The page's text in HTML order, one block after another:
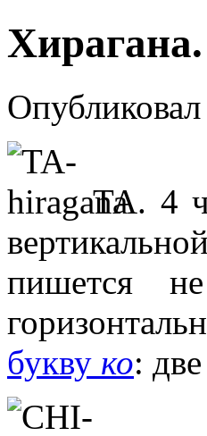
Опубликовал
ТА. 4
пишется
букву ко: